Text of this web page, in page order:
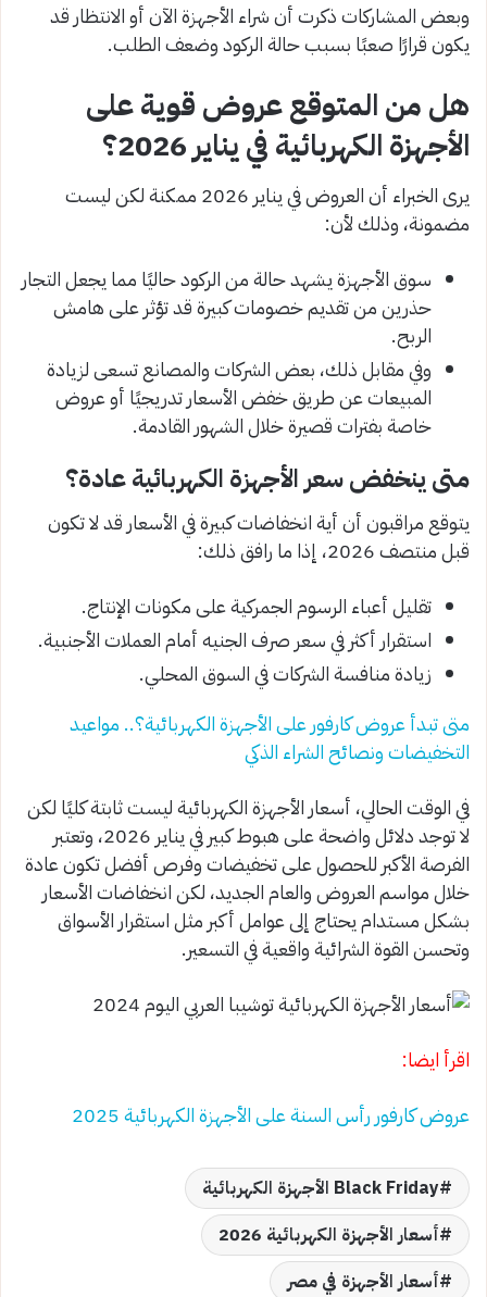
وبعض المشاركات ذكرت أن شراء الأجهزة الآن أو الانتظار قد
يكون قرارًا صعبًا بسبب حالة الركود وضعف الطلب.
هل من المتوقع عروض قوية على
الأجهزة الكهربائية في يناير 2026؟
يرى الخبراء أن العروض في يناير 2026 ممكنة لكن ليست
مضمونة، وذلك لأن:
سوق الأجهزة يشهد حالة من الركود حاليًا مما يجعل التجار
حذرين من تقديم خصومات كبيرة قد تؤثر على هامش
الربح.
وفي مقابل ذلك، بعض الشركات والمصانع تسعى لزيادة
المبيعات عن طريق خفض الأسعار تدريجيًا أو عروض
خاصة بفترات قصيرة خلال الشهور القادمة.
متى ينخفض سعر الأجهزة الكهربائية عادة؟
يتوقع مراقبون أن أية انخفاضات كبيرة في الأسعار قد لا تكون
قبل منتصف 2026، إذا ما رافق ذلك:
تقليل أعباء الرسوم الجمركية على مكونات الإنتاج.
استقرار أكثر في سعر صرف الجنيه أمام العملات الأجنبية.
زيادة منافسة الشركات في السوق المحلي.
متى تبدأ عروض كارفور على الأجهزة الكهربائية؟.. مواعيد
التخفيضات ونصائح الشراء الذكي
في الوقت الحالي، أسعار الأجهزة الكهربائية ليست ثابتة كليًا لكن
لا توجد دلائل واضحة على هبوط كبير في يناير 2026، وتعتبر
الفرصة الأكبر للحصول على تخفيضات وفرص أفضل تكون عادة
خلال مواسم العروض والعام الجديد، لكن انخفاضات الأسعار
بشكل مستدام يحتاج إلى عوامل أكبر مثل استقرار الأسواق
وتحسن القوة الشرائية واقعية في التسعير.
اقرأ ايضا:
عروض كارفور رأس السنة على الأجهزة الكهربائية 2025
Black Friday الأجهزة الكهربائية
أسعار الأجهزة الكهربائية 2026
أسعار الأجهزة في مصر